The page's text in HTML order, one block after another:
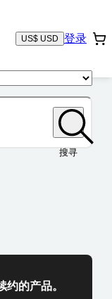
US$ USD 登录
搜寻
的产品。